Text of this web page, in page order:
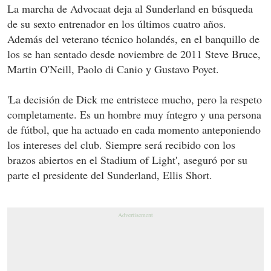
La marcha de Advocaat deja al Sunderland en búsqueda
de su sexto entrenador en los últimos cuatro años.
Además del veterano técnico holandés, en el banquillo de
los se han sentado desde noviembre de 2011 Steve Bruce,
Martin O'Neill, Paolo di Canio y Gustavo Poyet.
'La decisión de Dick me entristece mucho, pero la respeto
completamente. Es un hombre muy íntegro y una persona
de fútbol, que ha actuado en cada momento anteponiendo
los intereses del club. Siempre será recibido con los
brazos abiertos en el Stadium of Light', aseguró por su
parte el presidente del Sunderland, Ellis Short.